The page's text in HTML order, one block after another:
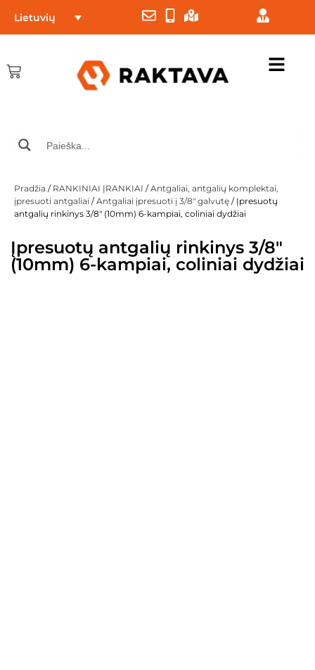
Lietuvių
Pradžia / RANKINIAI ĮRANKIAI /Antgaliai, antgalių komplektai,
įpresuoti antgaliai /Antgaliai įpresuoti į 3/8" galvutę / Įpresuotų
antgalių rinkinys 3/8″ (10mm) 6-kampiai, coliniai dydžiai
Įpresuotų antgalių rinkinys 3/8″
(10mm) 6-kampiai, coliniai dydžiai